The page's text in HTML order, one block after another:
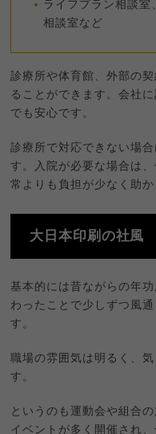
ライフプラン相談室
相談室など
診療所や体育館、外部の
ることができます。会社
でも安心です。
診療所で対応できない場
す。入院が必要な場合は
常よりも負担が少なく助
大日本印刷の社風
基本的には昔ながらの年
わったことで少しずつ風
す。
職場の雰囲気は明るく、
す。
というのも運動会や組合
イベントが多く開催され